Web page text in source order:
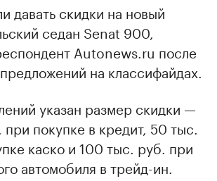
давать скидки на новый
седан Senat 900,
Autonews.ru после
на классифайдах.
указан размер скидки —
покупке в кредит, 50 тыс.
каско и 100 тыс. руб. при
автомобиля в трейд-ин.